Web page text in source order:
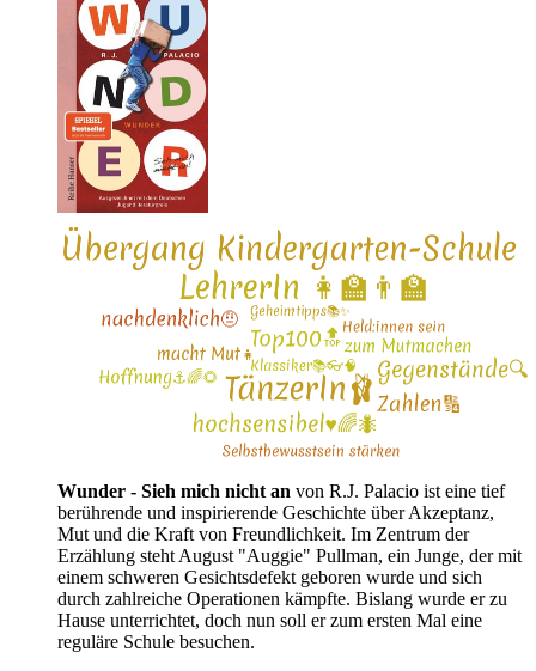
Wunder - Sieh mich nicht an von R.J. Palacio ist eine tief
berührende und inspirierende Geschichte über Akzeptanz,
Mut und die Kraft von Freundlichkeit. Im Zentrum der
Erzählung steht August "Auggie" Pullman, ein Junge, der mit
einem schweren Gesichtsdefekt geboren wurde und sich
durch zahlreiche Operationen kämpfte. Bislang wurde er zu
Hause unterrichtet, doch nun soll er zum ersten Mal eine
reguläre Schule besuchen.